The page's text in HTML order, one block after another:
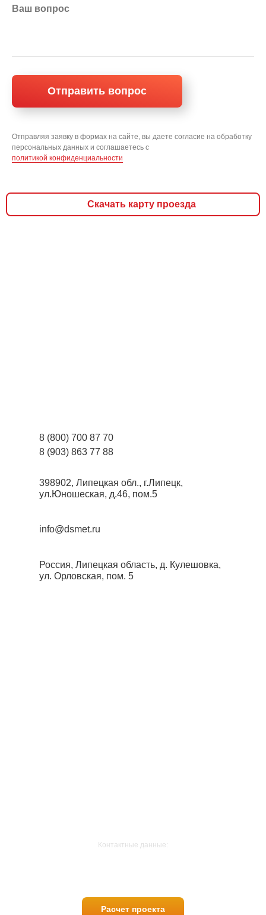
Отправляя заявку в формах на сайте, вы даете согласие на обработку
персональных данных и соглашаетесь c
политикой конфиденциальности
Скачать карту проезда
8 (800) 700 87 70
8 (903) 863 77 88
398902, Липецкая обл., г.Липецк,
ул.Юношеская, д.46, пом.5
info@dsmet.ru
Россия, Липецкая область, д. Кулешовка,
ул. Орловская, пом. 5
Контактные данные:
Расчет проекта